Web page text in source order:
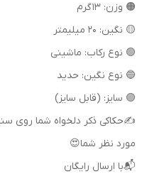
🟠 وزن: 13 گرم
🟡 نگین: 20 میلیمتر
🟢 نوع رکاب: ماشینی
🔵 نوع نگین: حدید
🟣 سایز: (قابل سایز)
✍حکاکی ذکر دلخواه شما روی
مورد نظر شما😍
📬با ارسال رایگان